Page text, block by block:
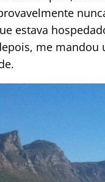
estava
me